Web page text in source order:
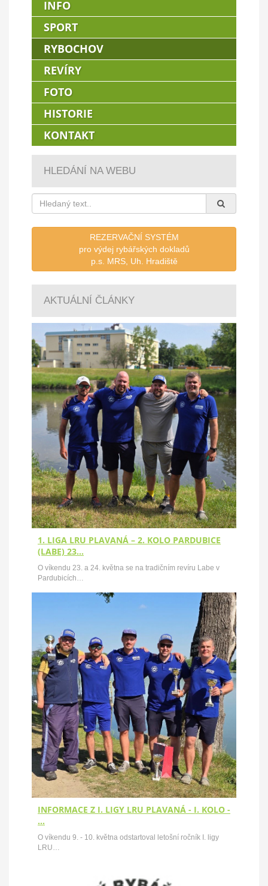
INFO
SPORT
RYBOCHOV
REVÍRY
FOTO
HISTORIE
KONTAKT
HLEDÁNÍ NA WEBU
REZERVAČNÍ SYSTÉM
pro výdej rybářských dokladů
p.s. MRS, Uh. Hradiště
AKTUÁLNÍ ČLÁNKY
1. LIGA LRU PLAVANÁ – 2. KOLO PARDUBICE
(LABE) 23…
O víkendu 23. a 24. května se na tradičním revíru Labe v
Pardubicích…
INFORMACE Z I. LIGY LRU PLAVANÁ - I. KOLO -
…
O víkendu 9. - 10. května odstartoval letošní ročník I. ligy
LRU…